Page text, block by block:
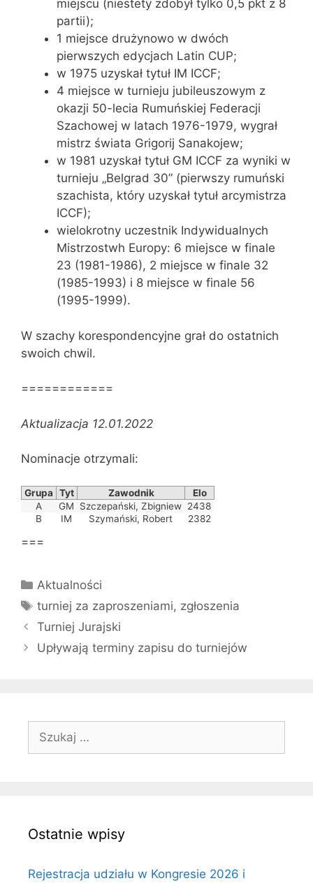
miejscu (niestety zdobył tylko 0,5 pkt z 8
partii);
1 miejsce drużynowo w dwóch
pierwszych edycjach Latin CUP;
w 1975 uzyskał tytuł IM ICCF;
4 miejsce w turnieju jubileuszowym z
okazji 50-lecia Rumuńskiej Federacji
Szachowej w latach 1976-1979, wygrał
mistrz świata Grigorij Sanakojew;
w 1981 uzyskał tytuł GM ICCF za wyniki w
turnieju „Belgrad 30” (pierwszy rumuński
szachista, który uzyskał tytuł arcymistrza
ICCF);
wielokrotny uczestnik Indywidualnych
Mistrzostwh Europy: 6 miejsce w finale
23 (1981-1986), 2 miejsce w finale 32
(1985-1993) i 8 miejsce w finale 56
(1995-1999).
W szachy korespondencyjne grał do ostatnich
swoich chwil.
============
Aktualizacja 12.01.2022
Nominacje otrzymali:
Grupa Tyt Zawodnik
Elo
A
GM Szczepański, Zbigniew 2438
B
IM Szymański, Robert 2382
===
Kategorie
Aktualności
Tagi
turniej za zaproszeniami, zgłoszenia
Turniej Jurajski
Upływają terminy zapisu do turniejów
Ostatnie wpisy
Rejestracja udziału w Kongresie 2026 i